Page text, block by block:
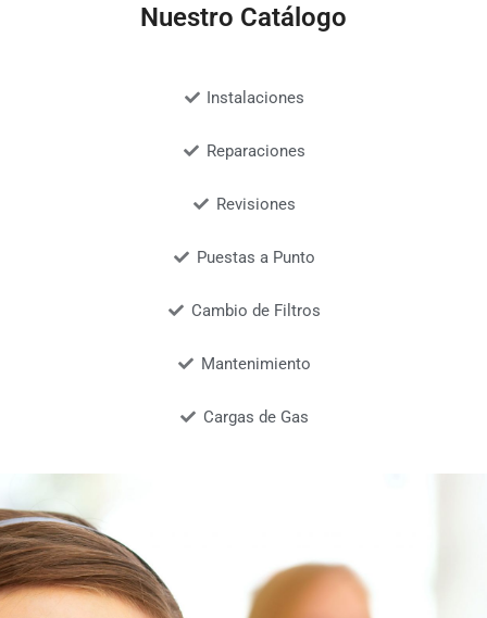
Nuestro Catálogo
Instalaciones
Reparaciones
Revisiones
Puestas a Punto
Cambio de Filtros
Mantenimiento
Cargas de Gas